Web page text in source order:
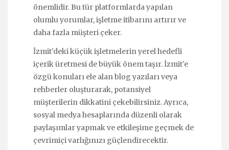
önemlidir. Bu tür platformlarda yapılan
olumlu yorumlar, işletme itibarını artırır ve
daha fazla müşteri çeker.
İzmit'deki küçük işletmelerin yerel hedefli
içerik üretmesi de büyük önem taşır. İzmit'e
özgü konuları ele alan blog yazıları veya
rehberler oluşturarak, potansiyel
müşterilerin dikkatini çekebilirsiniz. Ayrıca,
sosyal medya hesaplarında düzenli olarak
paylaşımlar yapmak ve etkileşime geçmek de
çevrimiçi varlığınızı güçlendirecektir.